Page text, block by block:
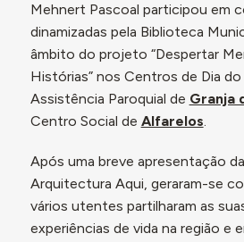
Mehnert Pascoal participou em
dinamizadas pela Biblioteca
âmbito do projeto “Despertar
Histórias” nos Centros de Dia
Assistência Paroquial de Granja
Centro Social de Alfarelos.
Após uma breve apresentação
Arquitectura Aqui, geraram-se
vários utentes partilharam as
experiências de vida na região e